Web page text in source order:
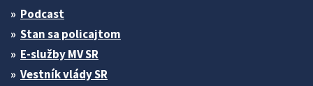
Podcast
Stan sa policajtom
E-služby MV SR
Vestník vlády SR